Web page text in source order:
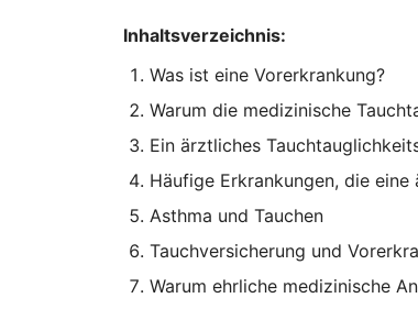
Inhaltsverzeichnis:
Was ist eine Vorerkrankung?
Warum die medizinische
Ein ärztliches
Häufige Erkrankungen, die
Asthma und Tauchen
Tauchversicherung und
Warum ehrliche medizinische